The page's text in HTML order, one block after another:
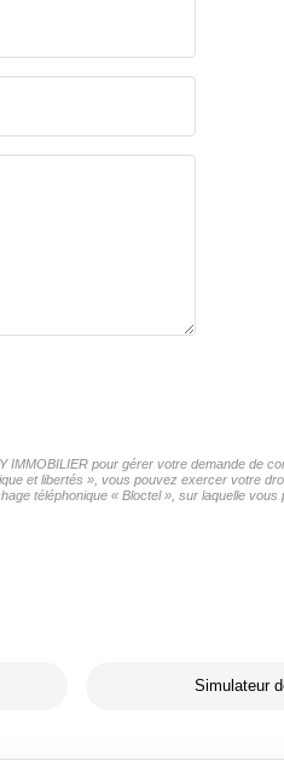
pour gérer votre demande de
et libertés », vous pouvez exercer votre
téléphonique « Bloctel », sur laquelle
Simulateur